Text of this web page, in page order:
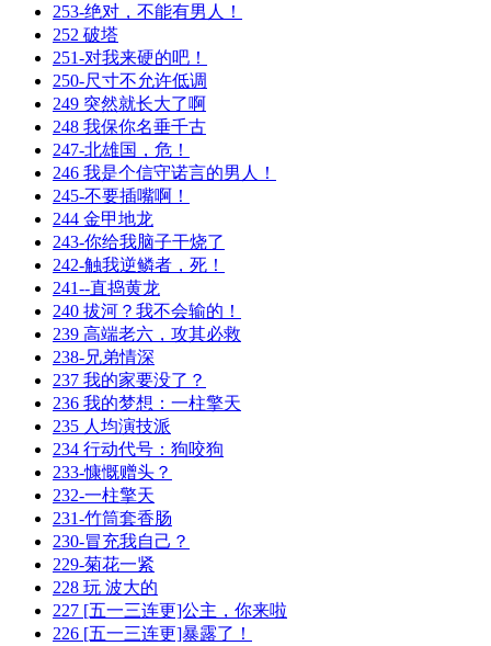
253-绝对，不能有男人！
252 破塔
251-对我来硬的吧！
250-尺寸不允许低调
249 突然就长大了啊
248 我保你名垂千古
247-北雄国，危！
246 我是个信守诺言的男人！
245-不要插嘴啊！
244 金甲地龙
243-你给我脑子干烧了
242-触我逆鳞者，死！
241--直捣黄龙
240 拔河？我不会输的！
239 高端老六，攻其必救
238-兄弟情深
237 我的家要没了？
236 我的梦想：一柱擎天
235 人均演技派
234 行动代号：狗咬狗
233-慷慨赠头？
232-一柱擎天
231-竹筒套香肠
230-冒充我自己？
229-菊花一紧
228 玩 波大的
227 [五一三连更]公主，你来啦
226 [五一三连更]暴露了！